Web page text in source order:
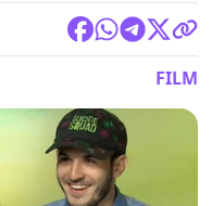
FILM